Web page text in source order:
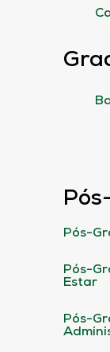
Pós-
Pós-
Estar
Pós-